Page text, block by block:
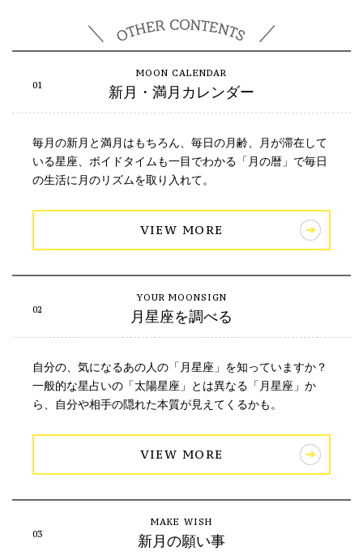
新月・満月カレンダー
毎月の新月と満月はもちろん、毎日の月齢、月が滞在して
いる星座、ボイドタイムも一目でわかる「月の暦」で毎日
の生活に月のリズムを取り入れて。
VIEW MORE
月星座を調べる
自分の、気になるあの人の「月星座」を知っていますか？
一般的な星占いの「太陽星座」とは異なる「月星座」か
ら、自分や相手の隠れた本質が見えてくるかも。
VIEW MORE
新月の願い事